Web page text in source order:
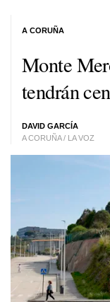
Monte
tendrán
DAVID GARCÍA
A CORUÑA / LA VOZ
A CORUÑA